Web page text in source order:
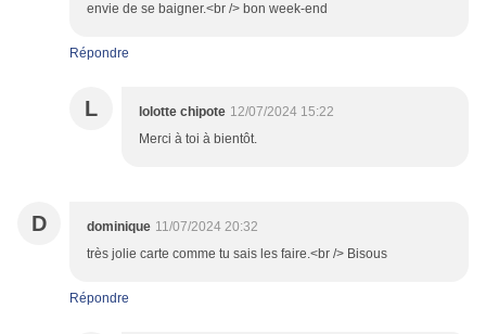
envie de se baigner.<br /> bon week-end
Répondre
L lolotte chipote 12/07/2024 15:22
Merci à toi à bientôt.
D dominique 11/07/2024 20:32
très jolie carte comme tu sais les faire.<br /> Bisous
Répondre